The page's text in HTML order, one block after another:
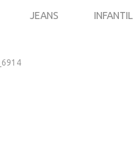
JEANS INFANTIL